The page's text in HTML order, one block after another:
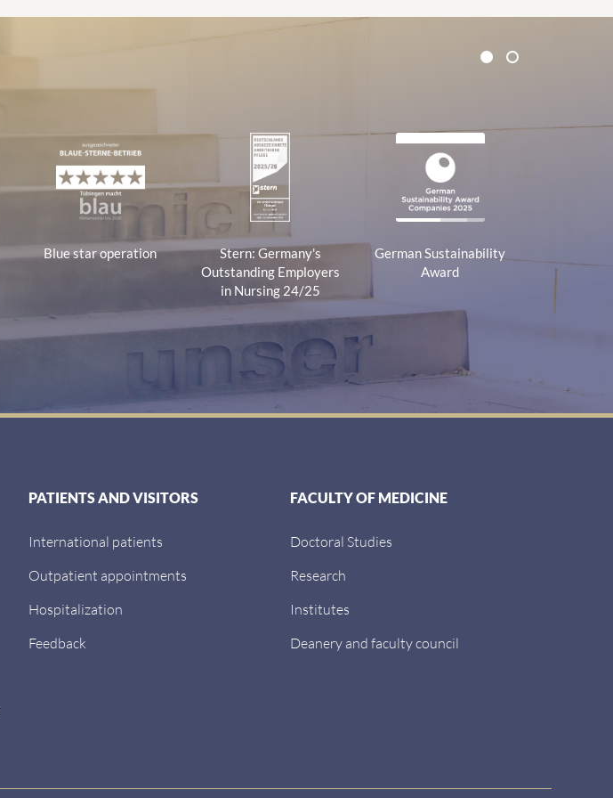
1 2
Blue star operation
Stern: Germany's
Outstanding Employers
in Nursing 24/25
German Sustainability
Award
PATIENTS AND VISITORS
International patients
Outpatient appointments
Hospitalization
Feedback
FACULTY OF MEDICINE
Doctoral Studies
Research
Institutes
Deanery and faculty council